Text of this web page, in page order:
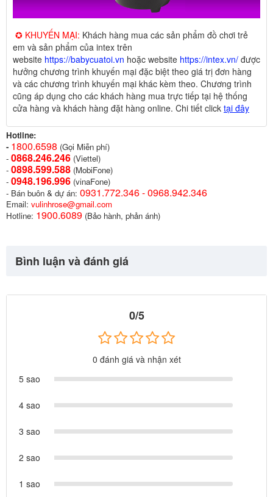
✪ KHUYẾN MẠI: Khách hàng mua các sản phẩm đồ chơi trẻ
em và sản phẩm của intex trên
website https://babycuatoi.vn hoặc website https://intex.vn/ được
hưởng chương trình khuyến mại đặc biệt theo giá trị đơn hàng
và các chương trình khuyến mại khác kèm theo. Chương trình
cũng áp dụng cho các khách hàng mua trực tiếp tại hệ thống
cửa hàng và khách hàng đặt hàng online. Chi tiết click tại đây
Hotline:
- 1800.6598 (Gọi Miễn phí)
- 0868.246.246 (Viettel)
- 0898.599.588 (MobiFone)
- 0948.196.996 (vinaFone)
- Bán buôn & dự án: 0931.772.346 - 0968.942.346
Email: vulinhrose@gmail.com
Hotline: 1900.6089 (Bảo hành, phản ánh)
Bình luận và đánh giá
0/5
0 đánh giá và nhận xét
5 sao
4 sao
3 sao
2 sao
1 sao